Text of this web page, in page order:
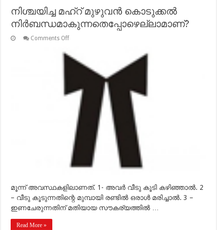
നിശ്ചയിച്ച മഹ്‌റ് മുഴുവന്‍ കൊടുക്കല്‍
നിര്‍ബന്ധമാകുന്നതെപ്പോഴെല്ലാമാണ്?
Comments Offon
മുഴുവന്‍
കൊടുക്കല്‍
നിര്‍ബന്ധമാകുന്നതെപ്പോഴെല്ലാമാണ്?
മൂന്ന് അവസ്ഥകളിലാണത്. 1- അവര്‍ വീടു കൂടി കഴിഞ്ഞാല്‍. 2
– വീടു കൂടുന്നതിന്റെ മുമ്പായി രണ്ടില്‍ ഒരാള്‍ മരിച്ചാല്‍. 3 –
ഇണചേരുന്നതിന് മതിയായ സൗകര്യത്തില്‍ …
Read More »